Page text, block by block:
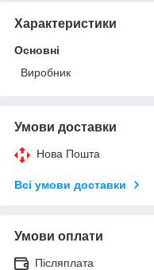
Характеристики
Основні
Виробник
Умови доставки
Нова Пошта
Всі умови доставки
Умови оплати
Післяплата